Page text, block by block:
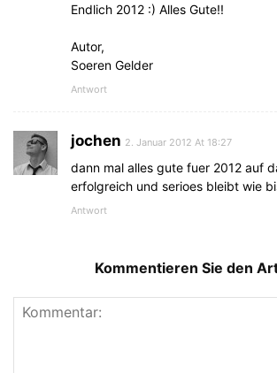
Endlich 2012 :) Alles Gute!!
Autor,
Soeren Gelder
Antwort
jochen 2. Januar 2012 At 18:27
dann mal alles gute fuer 2012 auf
erfolgreich und serioes bleibt wie
Antwort
Kommentieren Sie den